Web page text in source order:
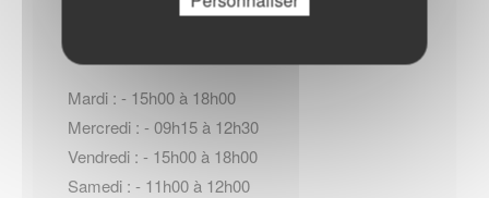
Mardi : - 15h00 à 18h00
Mercredi : - 09h15 à 12h30
Vendredi : - 15h00 à 18h00
Samedi : - 11h00 à 12h00